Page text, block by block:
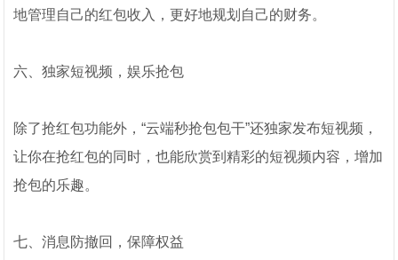
地管理自己的红包收入，更好地规划自己的财务。
六、独家短视频，娱乐抢包
除了抢红包功能外，“云端秒抢包包干”还独家发布短视频，
让你在抢红包的同时，也能欣赏到精彩的短视频内容，增加
抢包的乐趣。
七、消息防撤回，保障权益